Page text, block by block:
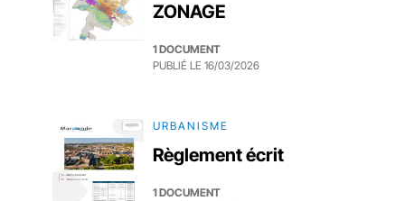
ZONAGE
1 DOCUMENT
PUBLIÉ LE 16/03/2026
URBANISME
Règlement écrit
1 DOCUMENT